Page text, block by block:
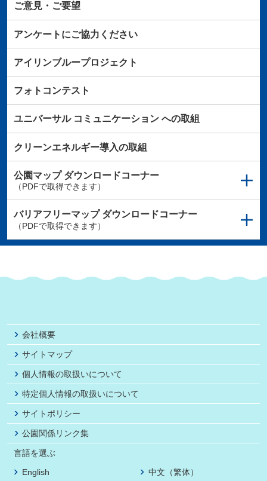
ご意見・ご要望
アンケートにご協力ください
アイリンブループロジェクト
フォトコンテスト
ユニバーサルコミュニケーションへの取組
クリーンエネルギー導入の取組
公園マップダウンロードコーナー
（PDFで取得できます）
バリアフリーマップダウンロードコーナー
（PDFで取得できます）
会社概要
サイトマップ
個人情報の取扱いについて
特定個人情報の取扱いについて
サイトポリシー
公園関係リンク集
言語を選ぶ
English
中文（繁体）